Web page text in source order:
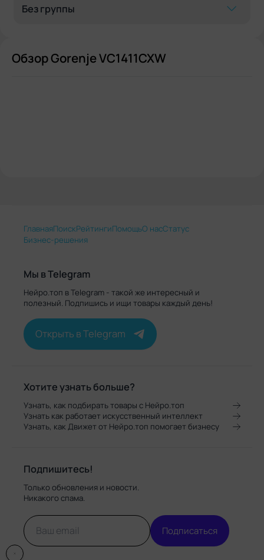
Без группы
Обзор Gorenje VC1411CXW
ГлавнаяПоискРейтингиПомощьО насСтатус
Бизнес-решения
Мы в Telegram
Нейро.топ в Telegram - такой же интересный и
полезный. Подпишись и ищи товары каждый день!
Открыть в Telegram
Хотите узнать больше?
Узнать, как подбирать товары с Нейро.топ
Узнать как работает искусственный интеллект
Узнать, как Движет от Нейро.топ помогает бизнесу
Подпишитесь!
Только обновления и новости.
Никакого спама.
Подписаться